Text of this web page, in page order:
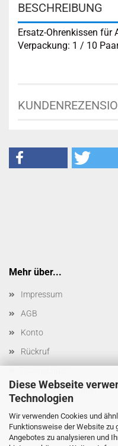
Diese Webseite
Technologien
Wir verwenden Cookies und
Funktionsweise der Website zu
Angebotes zu analysieren und
BESCHREIBUNG
Ersatz-Ohrenkissen für
Verpackung: 1 / 10
Mehr über...
Impressum
AGB
Konto
Rückruf
Cookie Einstellungen